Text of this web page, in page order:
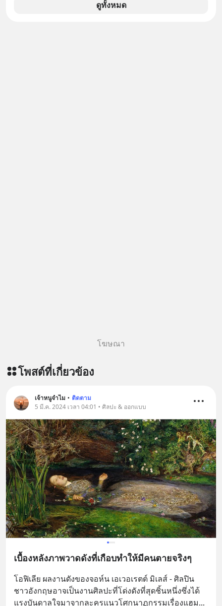
รายจ่ายประจำปี 2568 ซึ่งมากที่สุดเป็น
ดูทั้งหมด
โฆษณา
โพสต์ที่เกี่ยวข้อง
เจ้าหนูจำไม • ติดตาม
5 มี.ค. 2024 เวลา 04:01 • ศิลปะ & ออกแบบ
เบื้องหลังภาพวาดดังที่เกือบทำให้มีคนตายจริงๆ
โอฟิเลีย ผลงานดังของจอห์น เอเวอเรตต์ มิเลส์ - ศิลปิน
ชาวอังกฤษอาจเป็นงานศิลปะที่โด่งดังที่สุดชิ้นหนึ่งซึ่งได้
แรงบันดาลใจมาจากละครแนวโศกนาฏกรรมเรื่องแฮม